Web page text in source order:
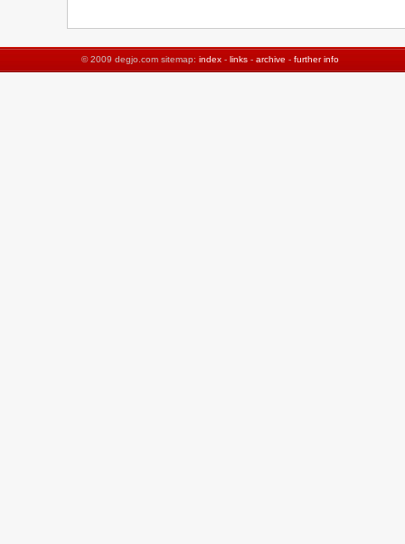
© 2009 degjo.com sitemap: index - links - archive - further info